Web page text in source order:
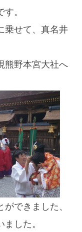
。
乗せて、真名井
熊野本宮大社へ
できました、
ました。